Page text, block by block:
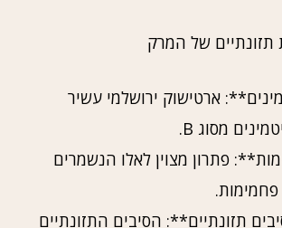
תזונתיים של המרק
ארטישוק ירושלמי עשיר
פתרון מצוין לאלו הנשמרים
תזונתיים**: הסיבים התזונתיים